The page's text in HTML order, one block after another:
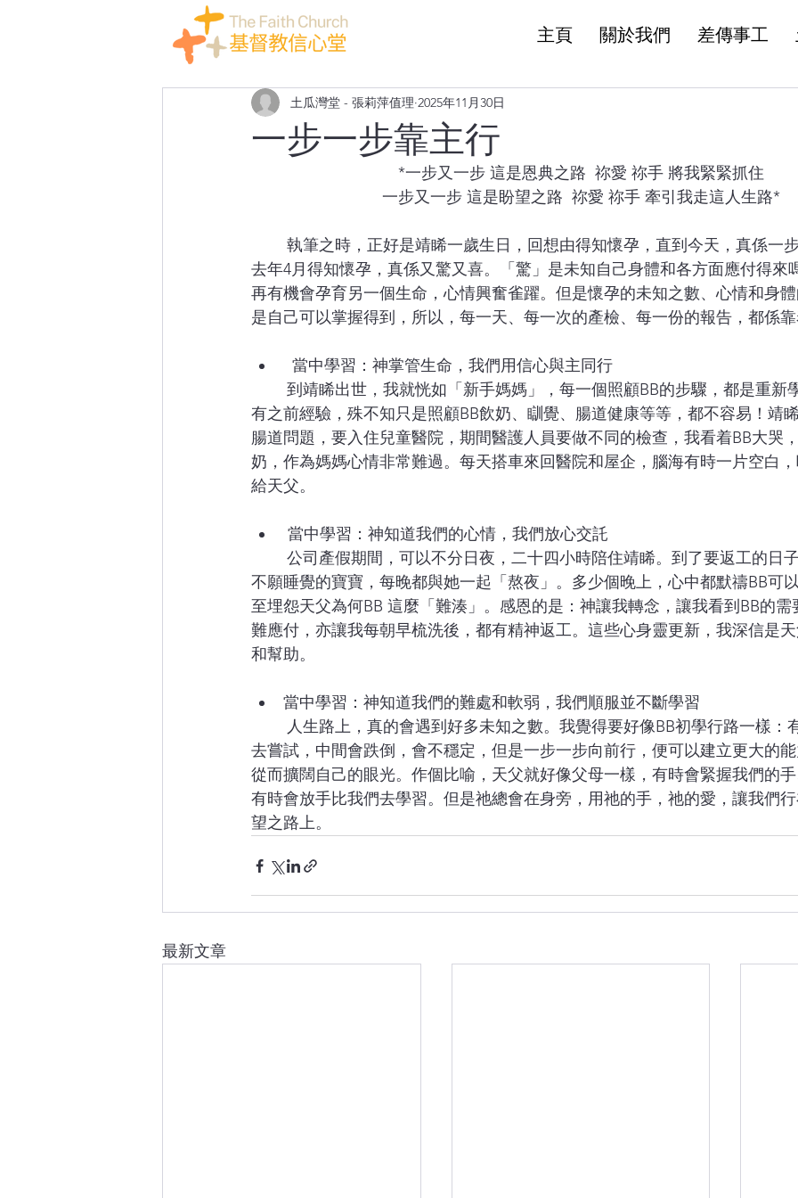
主頁 關於我們 差傳事工
一步一步靠主行
土瓜灣堂 - 張莉萍值理 2025年11月30日
*一步又一步 這是恩典之路  祢愛 祢手 將我緊緊抓住
一步又一步 這是盼望之路  祢愛 祢手 牽引我走這人生路*
執筆之時，正好是靖睎一歲生日，回想由得知懷孕，直到今天，真係一
去年4月得知懷孕，真係又驚又喜。「驚」是未知自己身體和各方面應付得來
再有機會孕育另一個生命，心情興奮雀躍。但是懷孕的未知之數、心情和身
是自己可以掌握得到，所以，每一天、每一次的產檢、每一份的報告，都係
當中學習：神掌管生命，我們用信心與主同行
有之前經驗，殊不知只是照顧BB飲奶、瞓覺、腸道健康等等，都不容易！靖
腸道問題，要入住兒童醫院，期間醫護人員要做不同的檢查，我看着BB大哭
奶，作為媽媽心情非常難過。每天搭車來回醫院和屋企，腦海有時一片空白
給天父。
當中學習：神知道我們的心情，我們放心交託
不願睡覺的寶寶，每晚都與她一起「熬夜」。多少個晚上，心中都默禱BB可
至埋怨天父為何BB 這麼「難湊」。感恩的是：神讓我轉念，讓我看到BB的
難應付，亦讓我每朝早梳洗後，都有精神返工。這些心身靈更新，我深信是
和幫助。
當中學習：神知道我們的難處和軟弱，我們順服並不斷學習
去嘗試，中間會跌倒，會不穩定，但是一步一步向前行，便可以建立更大的
從而擴闊自己的眼光。作個比喻，天父就好像父母一樣，有時會緊握我們的
有時會放手比我們去學習。但是祂總會在身旁，用祂的手，祂的愛，讓我們
望之路上。
最新文章